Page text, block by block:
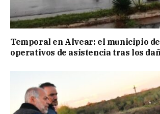
Temporal en Alvear: el municipio
operativos de asistencia tras los